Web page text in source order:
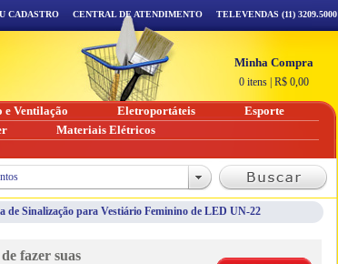
de Sinalização para Vestiário Feminino de LED UN-22
fazer suas
CADASTRO CENTRAL DE ATENDIMENTO TELEVENDAS (11) 3209.5000
Minha Compra
0 itens R$ 0,00
Ventilação Eletroportáteis
Esporte
Materiais Elétricos